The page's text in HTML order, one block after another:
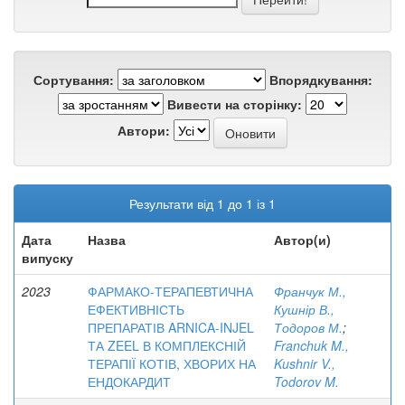
Сортування:
Впорядкування:
Вивести на сторінку:
Автори:
Результати від 1 до 1 із 1
Дата
випуску
Назва Автор(и)
2023
ФАРМАКО-ТЕРАПЕВТИЧНА
ЕФЕКТИВНІСТЬ
ПРЕПАРАТІВ ARNICA-INJEL
ТА ZEEL В КОМПЛЕКСНІЙ
ТЕРАПІЇ КОТІВ, ХВОРИХ НА
ЕНДОКАРДИТ
Франчук М.,
Кушнір В.,
Тодоров М.;
Franchuk M.,
Kushnir V.,
Todorov M.